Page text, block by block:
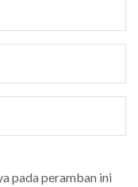
pada peramban ini